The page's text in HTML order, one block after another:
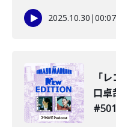
2025.10.30 |
「
口卓
#501